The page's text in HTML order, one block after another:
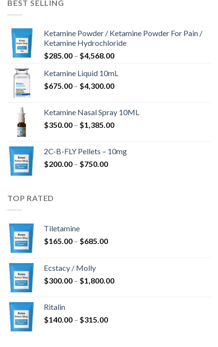
BEST SELLING
Ketamine Powder / Ketamine Powder For Pain /
Ketamine Hydrochloride
$285.00 – $4,568.00Hinnavahemik:
kuni
$4,568.00
Ketamine Liquid 10mL
$675.00 – $4,300.00Hinnavahemik:
$4,300.00
Ketamine Nasal Spray 10ML
$350.00 – $1,385.00Hinnavahemik:
$1,385.00
2C-B-FLY Pellets – 10mg
$200.00 – $750.00Hinnavahemik:
TOP RATED
Tiletamine
$165.00 – $685.00Hinnavahemik:
Ecstacy / Molly
$300.00 – $1,800.00Hinnavahemik:
Ritalin
$140.00 – $315.00Hinnavahemik: